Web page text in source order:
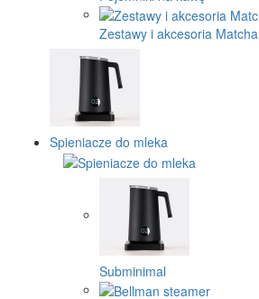
Zestawy i akcesoria Matcha
Spieniacze do mleka
Subminimal